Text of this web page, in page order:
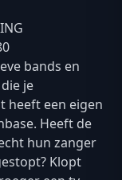
bands en
je
heeft een eigen
Heeft de
hun zanger
Klopt